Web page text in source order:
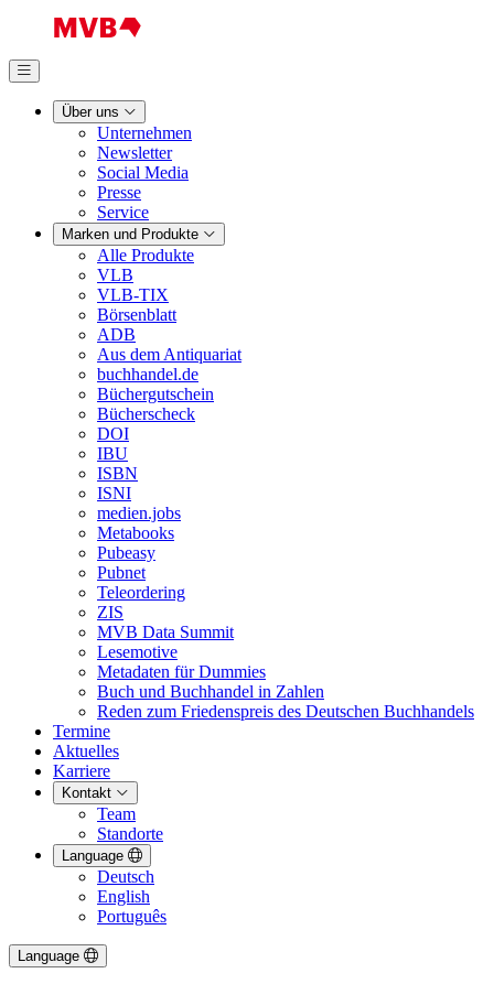
Über uns
Unternehmen
Newsletter
Social Media
Presse
Service
Marken und Produkte
Alle Produkte
VLB
VLB-TIX
Börsenblatt
ADB
Aus dem Antiquariat
buchhandel.de
Büchergutschein
Bücherscheck
DOI
IBU
ISBN
ISNI
medien.jobs
Metabooks
Pubeasy
Pubnet
Teleordering
ZIS
MVB Data Summit
Lesemotive
Metadaten für Dummies
Buch und Buchhandel in Zahlen
Reden zum Friedenspreis des Deutschen Buchhandels
Termine
Aktuelles
Karriere
Kontakt
Team
Standorte
Language
Deutsch
English
Português
Language